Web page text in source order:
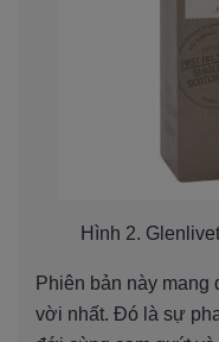
Hình 2.
Phiên bản này
vời nhất. Đó là sự